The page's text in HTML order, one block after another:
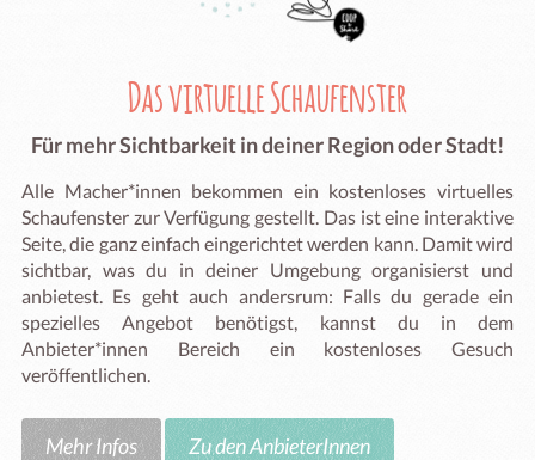
Das virtuelle Schaufenster
Für mehr Sichtbarkeit in deiner Region oder Stadt!
Alle Macher*innen bekommen ein kostenloses virtuelles
Schaufenster zur Verfügung gestellt. Das ist eine interaktive
Seite, die ganz einfach eingerichtet werden kann. Damit wird
sichtbar, was du in deiner Umgebung organisierst und
anbietest. Es geht auch andersrum: Falls du gerade ein
spezielles Angebot benötigst, kannst du in dem
Anbieter*innen Bereich ein kostenloses Gesuch
veröffentlichen.
Mehr Infos Zu den AnbieterInnen